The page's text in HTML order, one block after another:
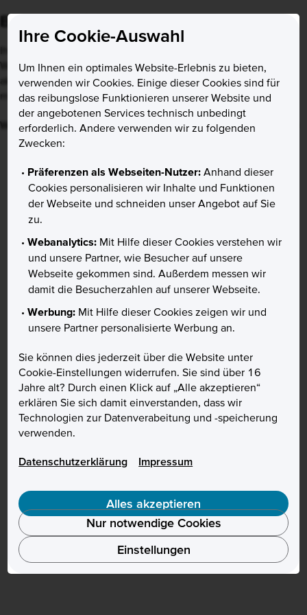
Ihre Cookie-Auswahl
Um Ihnen ein optimales Website-Erlebnis zu bieten,
verwenden wir Cookies. Einige dieser Cookies sind für
das reibungslose Funktionieren unserer Website und
der angebotenen Services technisch unbedingt
erforderlich. Andere verwenden wir zu folgenden
Zwecken:
Präferenzen als Webseiten-Nutzer:Anhand dieser
Cookies personalisieren wir Inhalte und Funktionen
der Webseite und schneiden unser Angebot auf Sie
zu.
Webanalytics: Mit Hilfe dieser Cookies verstehen wir
und unsere Partner, wie Besucher auf unsere
Webseite gekommen sind. Außerdem messen wir
damit die Besucherzahlen auf unserer Webseite.
Werbung: Mit Hilfe dieser Cookies zeigen wir und
unsere Partner personalisierte Werbung an.
Sie können dies jederzeit über die Website unter
Cookie-Einstellungen widerrufen. Sie sind über 16
Jahre alt? Durch einen Klick auf „Alle akzeptieren“
erklären Sie sich damit einverstanden, dass wir
Technologien zur Datenverabeitung und -speicherung
verwenden.
Datenschutzerklärung Impressum
Alles akzeptieren
Nur notwendige Cookies
Einstellungen
Bitte aktualisieren Sie Ihren Browser
Website sind eingeschränkt oder nicht verfügbar. Bitte
aktualisieren Sie Ihren Browser auf eine neuere Version, um
mögliche Sicherheitsrisiken zu minimieren.
Weitere Informationen Ignorieren